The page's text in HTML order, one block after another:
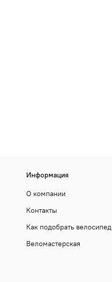
Информация
О компании
Контакты
Как подобрать велосипед
Веломастерская